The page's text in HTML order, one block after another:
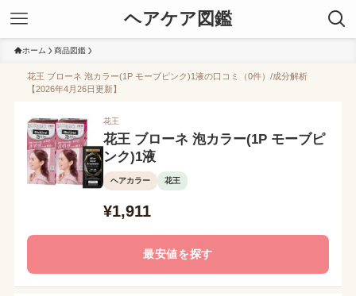
ヘアケア図鑑
ホーム 商品図鑑
花王 ブローネ 泡カラー(1P モーブピンク)1液の口コミ（0件）/成分解析
【2026年4月26日更新】
花王
花王 ブローネ 泡カラー(1P モーブピ
ンク)1液
ヘアカラー 花王
¥1,911
最安値を探す